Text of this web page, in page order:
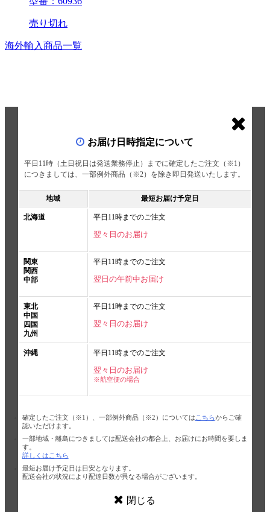
売り切れ
海外輸入商品一覧
お届け日時指定について
平日11時（土日祝日は発送業務停止）までに確定したご注文（※1）
につきましては、一部例外商品（※2）を除き即日発送いたします。
地域 最短お届け予定日
北海道 平日11時までのご注文
翌々日のお届け
関東
関西
中部
平日11時までのご注文
翌日の午前中お届け
東北
中国
四国
九州
平日11時までのご注文
翌々日のお届け
沖縄 平日11時までのご注文
翌々日のお届け
※航空便の場合
確定したご注文（※1）、一部例外商品（※2）については こちらからご確
認いただけます。
一部地域・離島につきましては配送会社の都合上、お届けにお時間を要しま
す。
詳しくはこちら
最短お届け予定日は目安となります。
配送会社の状況により配達日数が異なる場合がございます。
閉じる